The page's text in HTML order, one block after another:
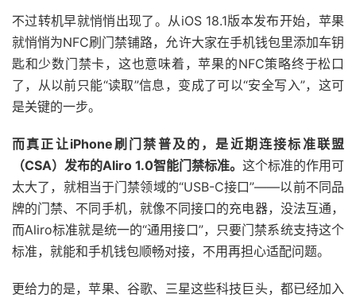
不过转机早就悄悄出现了。从iOS 18.1版本发布开始，苹果
就悄悄为NFC刷门禁铺路，允许大家在手机钱包里添加车钥
匙和少数门禁卡，这也意味着，苹果的NFC策略终于松口
了，从以前只能“读取”信息，变成了可以“安全写入”，这可
是关键的一步。
而真正让iPhone刷门禁普及的，是近期连接标准联盟
（CSA）发布的Aliro 1.0智能门禁标准。 这个标准的作用可
太大了，就相当于门禁领域的“USB-C接口”——以前不同品
牌的门禁、不同手机，就像不同接口的充电器，没法互通，
而Aliro标准就是统一的“通用接口”，只要门禁系统支持这个
标准，就能和手机钱包顺畅对接，不用再担心适配问题。
更给力的是，苹果、谷歌、三星这些科技巨头，都已经加入